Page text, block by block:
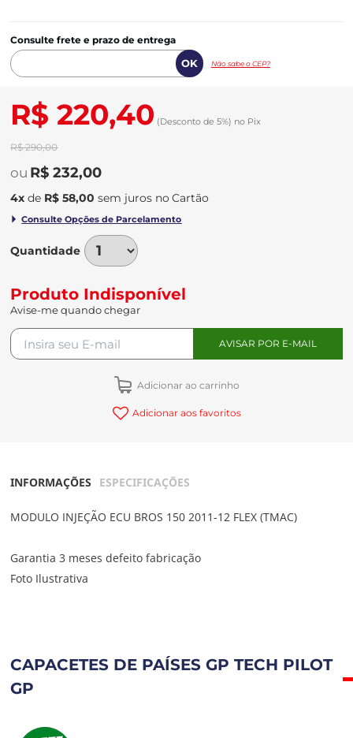
Consulte frete e prazo de entrega
Não sabe o CEP?
R$ 220,40 (Desconto de 5%) no Pix
R$ 290,00
R$ 232,00
4x de R$ 58,00 sem juros no
Quantidade
Produto Indisponível
Avise-me quando chegar
Adicionar ao carrinho
Adicionar aos favoritos
INFORMAÇÕES ESPECIFICAÇÕES
MODULO INJEÇÃO ECU BROS 150 2011-12 FLEX (TMAC)
Garantia 3 meses defeito fabricação
Foto Ilustrativa
CAPACETES DE PAÍSES GP TECH PILOT
GP